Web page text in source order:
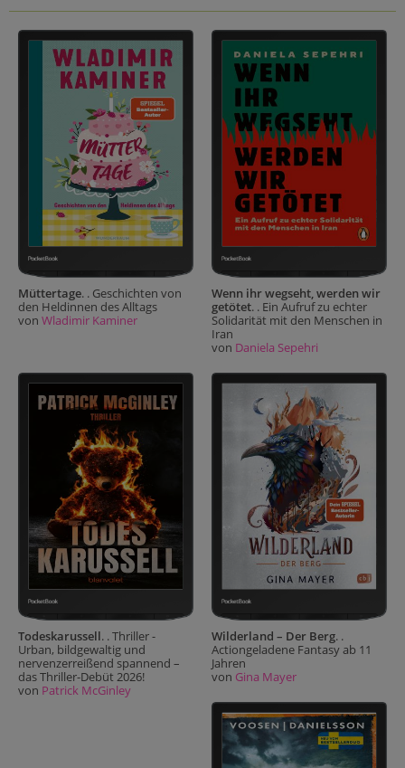
Müttertage. . Geschichten von
den Heldinnen des Alltags
von Wladimir Kaminer
Wenn ihr wegseht, werden wir
getötet. . Ein Aufruf zu echter
Solidarität mit den Menschen in
Iran
von Daniela Sepehri
Todeskarussell. . Thriller -
Urban, bildgewaltig und
nervenzerreißend spannend –
das Thriller-Debüt 2026!
von Patrick McGinley
Wilderland – Der Berg. .
Actiongeladene Fantasy ab 11
Jahren
von Gina Mayer